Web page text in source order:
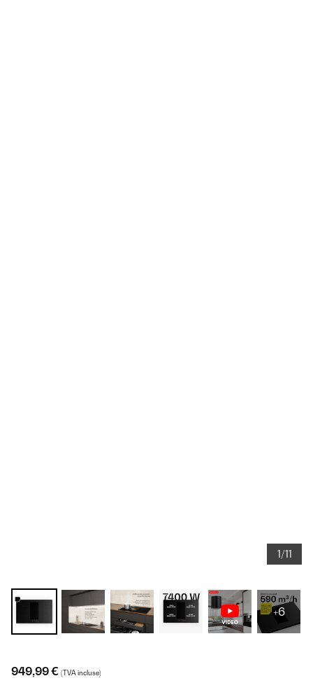
1/11
+6
949,99 € (TVA incluse)